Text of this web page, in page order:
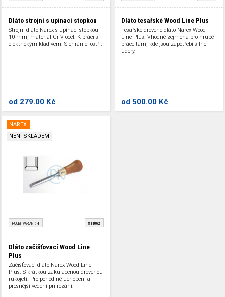
Dláto strojní s upínací stopkou
Strojní dláto Narex s upínací stopkou
10 mm, materiál Cr-V ocel. K práci s
elektrickým kladivem. S chrániči ostří.
od 279.00 Kč
Dláto tesařské Wood Line Plus
Tesařské dřevěné dláto Narex Wood
Line Plus. Vhodné zejména pro hrubé
práce tam, kde jsou zapotřebí silné
údery.
od 500.00 Kč
NAREX
NENÍ SKLADEM
POČET VARIANT: 4 811062
Dláto začišťovací Wood Line
Plus
Začišťovací dláto Narex Wood Line
Plus. S krátkou zakulacenou dřevěnou
rukojetí. Pro pohodlné uchopení a
přesnější vedení při řezání.